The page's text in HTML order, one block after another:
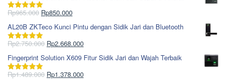
Rp1.695.000.
Dinilai5.00
Rp965.000 Harga
aslinya
adalah:
Rp965.000.
Rp850.000Harga
saat
ini
adalah:
AL20B ZKTeco Kunci Pintu dengan Sidik Jari dan Bluetooth
Dinilai5.00
Rp2.750.000 Harga
aslinya
adalah:
Rp2.750.000.
Rp2.668.000Harga
saat
ini
adalah:
Fingerprint Solution X609 Fitur Sidik Jari dan Wajah Terbaik
Dinilai5.00
Rp1.489.000 Harga
Rp1.378.000Harga